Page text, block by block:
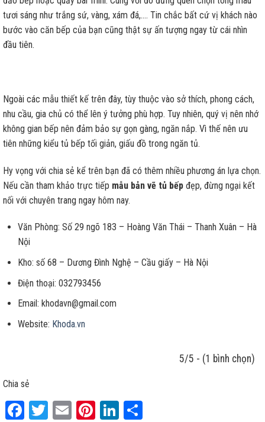
tươi sáng như trắng sứ, vàng, xám đá,…. Tin chắc bất cứ vị khách nào
bước vào căn bếp của bạn cũng thật sự ấn tượng ngay từ cái nhìn
đầu tiên.
Ngoài các mẫu thiết kế trên đây, tùy thuộc vào sở thích, phong cách,
nhu cầu, gia chủ có thể lên ý tưởng phù hợp. Tuy nhiên, quý vị nên nhớ
không gian bếp nên đảm bảo sự gọn gàng, ngăn nắp. Vì thế nên ưu
tiên những kiểu tủ bếp tối giản, giấu đồ trong ngăn tủ.
Hy vọng với chia sẻ kể trên bạn đã có thêm nhiều phương án lựa chọn.
Nếu cần tham khảo trực tiếp mẫu bản vẽ tủ bếp đẹp, đừng ngại kết
nối với chuyên trang ngay hôm nay.
Văn Phòng: Số 29 ngõ 183 – Hoàng Văn Thái – Thanh Xuân – Hà
Nội
Kho: số 68 – Dương Đình Nghệ – Cầu giấy – Hà Nội
Điện thoại: 032793456
Email: khodavn@gmail.com
Website: Khoda.vn
5/5 - (1 bình chọn)
Chia sẻ
Facebook
Twitter
EmailPinterest
LinkedIn